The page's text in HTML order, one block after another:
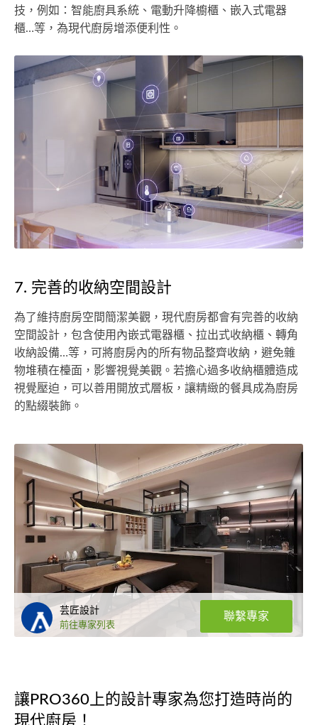
技，例如：智能廚具系統、電動升降櫥櫃、嵌入式電器
櫃…等，為現代廚房增添便利性。
7. 完善的收納空間設計
為了維持廚房空間簡潔美觀，現代廚房都會有完善的收納
空間設計，包含使用內嵌式電器櫃、拉出式收納櫃、轉角
收納設備…等，可將廚房內的所有物品整齊收納，避免雜
物堆積在檯面，影響視覺美觀。若擔心過多收納櫃體造成
視覺壓迫，可以善用開放式層板，讓精緻的餐具成為廚房
的點綴裝飾。
芸匠設計
前往專家列表
聯繫專家
讓PRO360上的設計專家為您打造時尚的
現代廚房！